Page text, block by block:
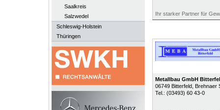
Saalkreis
Salzwedel
Schleswig-Holstein
Thüringen
Ihr starker Partner für
Metallbau GmbH
06749 Bitterfeld, Brehnaer
Tel.: (03493) 60 43-0